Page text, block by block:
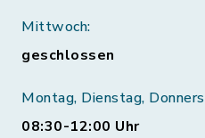
Mittwoch:
geschlossen
Montag, Dienstag,
08:30-12:00 Uhr